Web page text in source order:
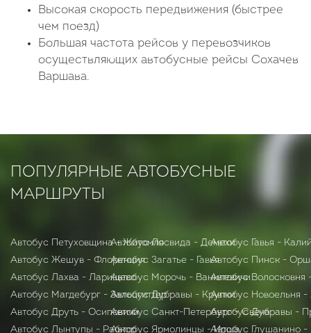
Высокая скорость передвижения (быстрее
чем поезд)
Большая частота рейсов у перевозчиков
осуществляющих автобусные рейсы Сохачев
Варшава.
ПОПУЛЯРНЫЕ АВТОБУСНЫЕ
МАРШРУТЫ
Автобус Петуховщина - Житомля
Автобус Жешув - Флоренция
Автобус Лахва - Ларищево
Автобус Магдебург - Зальцгиттер
Автобус Друть - Осиповичи
Автобус Лынтупы - Рабкор
Автобус Лосвида - Демехи
Автобус Загатье - Гавья
Автобус Морочь - Ванилевичи
Автобус Дубравы - Крупки
Автобус Санкт-Петербург - Свеча
Автобус Ярмолинцы - Ирша
Автобус Гавья -
Автобус Пинск -
Автобус
Автобус Новоельня
Автобус Дубравы -
Автобус Глушанино -